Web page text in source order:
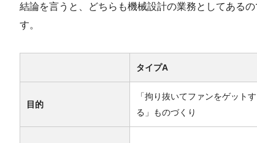
結論を言うと、どちらも機械設計の業務としてある
す。
タイプA
目的
「拘り抜いてファンをゲット
る」ものづくり